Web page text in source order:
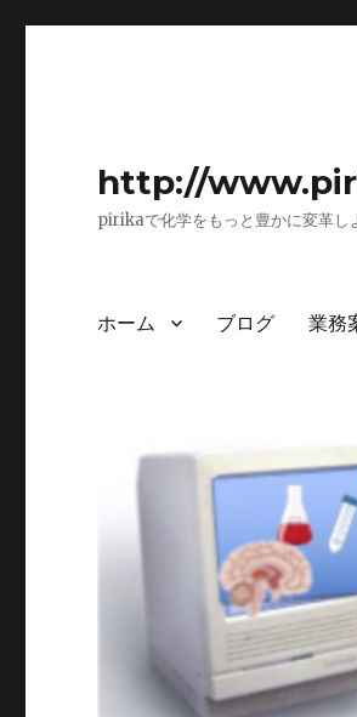
http://
pirikaで化学をもっと豊かに変革し
ホーム ブログ 業務